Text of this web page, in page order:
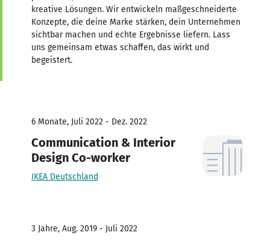
kreative Lösungen. Wir entwickeln maßgeschneiderte
Konzepte, die deine Marke stärken, dein Unternehmen
sichtbar machen und echte Ergebnisse liefern. Lass
uns gemeinsam etwas schaffen, das wirkt und
begeistert.
6 Monate, Juli 2022 - Dez. 2022
Communication & Interior
Design Co-worker
IKEA Deutschland
3 Jahre, Aug. 2019 - Juli 2022